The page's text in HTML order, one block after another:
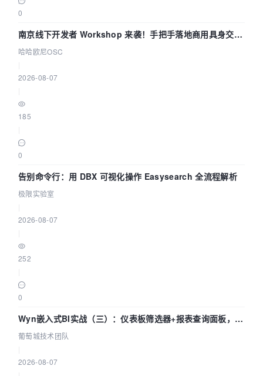
0
南京线下开发者 Workshop 来袭！手把手落地商用具身交互
智能 Agent 应用
哈哈欧尼OSC
2026-08-07
185
0
告别命令行：用 DBX 可视化操作 Easysearch 全流程解析
极限实验室
2026-08-07
252
0
Wyn嵌入式BI实战（三）：仪表板筛选器+报表查询面板，参
数联动全闭环
葡萄城技术团队
2026-08-07